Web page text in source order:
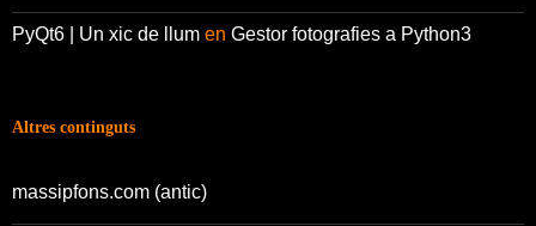
PyQt6 | Un xic de llum en Gestor fotografies a Python3
Altres continguts
massipfons.com (antic)